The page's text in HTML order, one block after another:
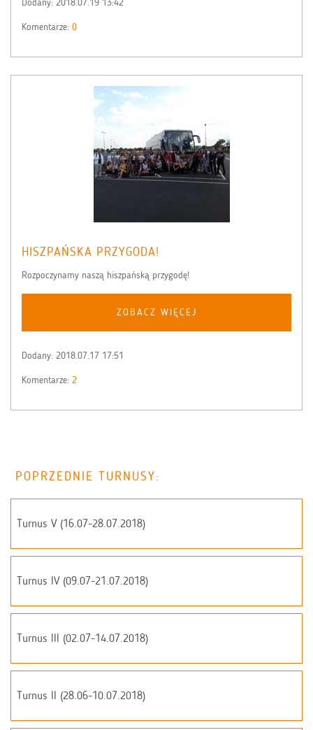
Dodany: 2018.07.19 13:42
Komentarze: 0
HISZPAŃSKA PRZYGODA!
Rozpoczynamy naszą hiszpańską przygodę!
ZOBACZ WIĘCEJ
Dodany: 2018.07.17 17:51
Komentarze: 2
POPRZEDNIE TURNUSY:
Turnus V (16.07-28.07.2018)
Turnus IV (09.07-21.07.2018)
Turnus III (02.07-14.07.2018)
Turnus II (28.06-10.07.2018)